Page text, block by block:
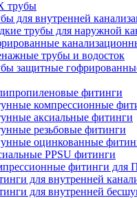
трубы
для внутренней
трубы для наружной
трубы и водосток
защитные
фитинги
компрессионные
аксиальные фитинги
резьбовые фитинги
оцинкованные
PPSU фитинги
фитинги для
для внутренней
для внутренней